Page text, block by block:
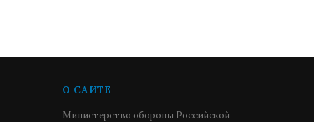
О САЙТЕ
Министерство обороны Российской